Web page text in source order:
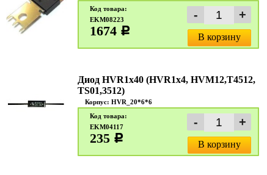
Код товара:
EKM08223
1674 c
В корзину
Диод HVR1х40 (HVR1х4, HVM12,T4512,
TS01,3512)
Корпус: HVR_20*6*6
Код товара:
EKM04117
235 c
В корзину